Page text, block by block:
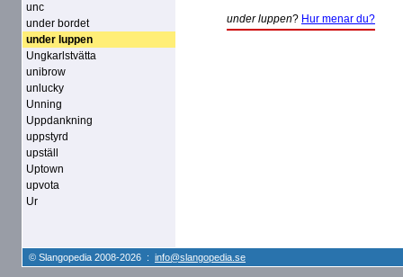
unc
under bordet
under luppen
Ungkarlstvätta
unibrow
unlucky
Unning
Uppdankning
uppstyrd
upställ
Uptown
upvota
Ur
under luppen? Hur menar du?
© Slangopedia 2008-2026 : info@slangopedia.se